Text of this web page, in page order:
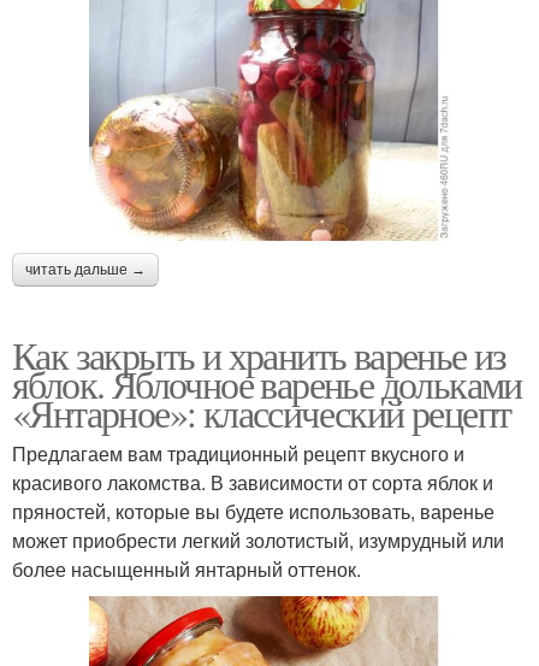
читать дальше →
Как закрыть и хранить варенье из
яблок. Яблочное варенье дольками
«Янтарное»: классический рецепт
Предлагаем вам традиционный рецепт вкусного и
красивого лакомства. В зависимости от сорта яблок и
пряностей, которые вы будете использовать, варенье
может приобрести легкий золотистый, изумрудный или
более насыщенный янтарный оттенок.